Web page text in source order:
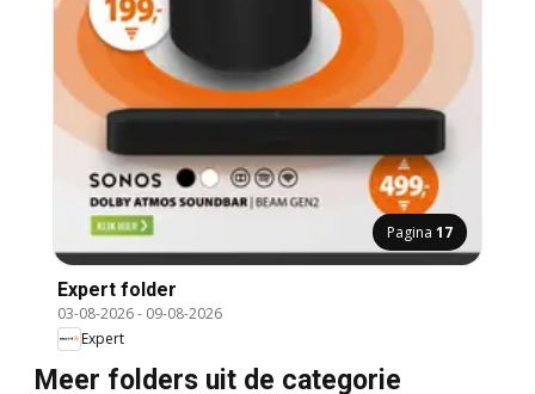
Pagina 17
Expert folder
03-08-2026- 09-08-2026
Expert
Meer folders uit de categorie